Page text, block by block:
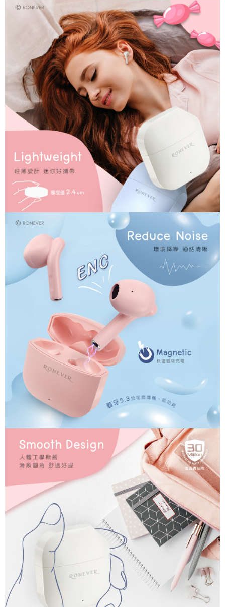
kelulusan boleh sehingga NT$10,000. Jika pengguna tidak membuat
pembayaran dalam tempoh tersebut, yuran pembayaran lewat sebanyak
20% setahun akan dikenakan. Pengguna bawah umur dikehendaki
mendapatkan kebenaran daripada ibu bapa atau penjaga yang sah
untuk menggunakan AFTEE.
Sila hubungi NP Taiwan Inc. di cs_tw@netprotections.co.jpjika anda
mempunyai sebarang kebimbangan mengenai pemprosesan dan
penggunaan pada data peribadi. Jika anda tidak bersetuju dengan data
peribadi yang disenaraikan seperti di atas akan dikumpul dan digunakan
oleh AFTEE, sila jangan gunakan perkhidmatan ini.